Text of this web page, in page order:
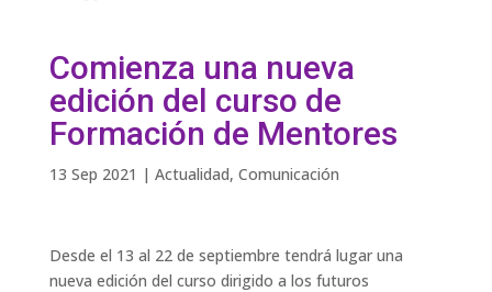
Comienza una nueva
edición del curso de
Formación de Mentores
13 Sep 2021 | Actualidad, Comunicación
Desde el 13 al 22 de septiembre tendrá lugar una
nueva edición del curso dirigido a los futuros